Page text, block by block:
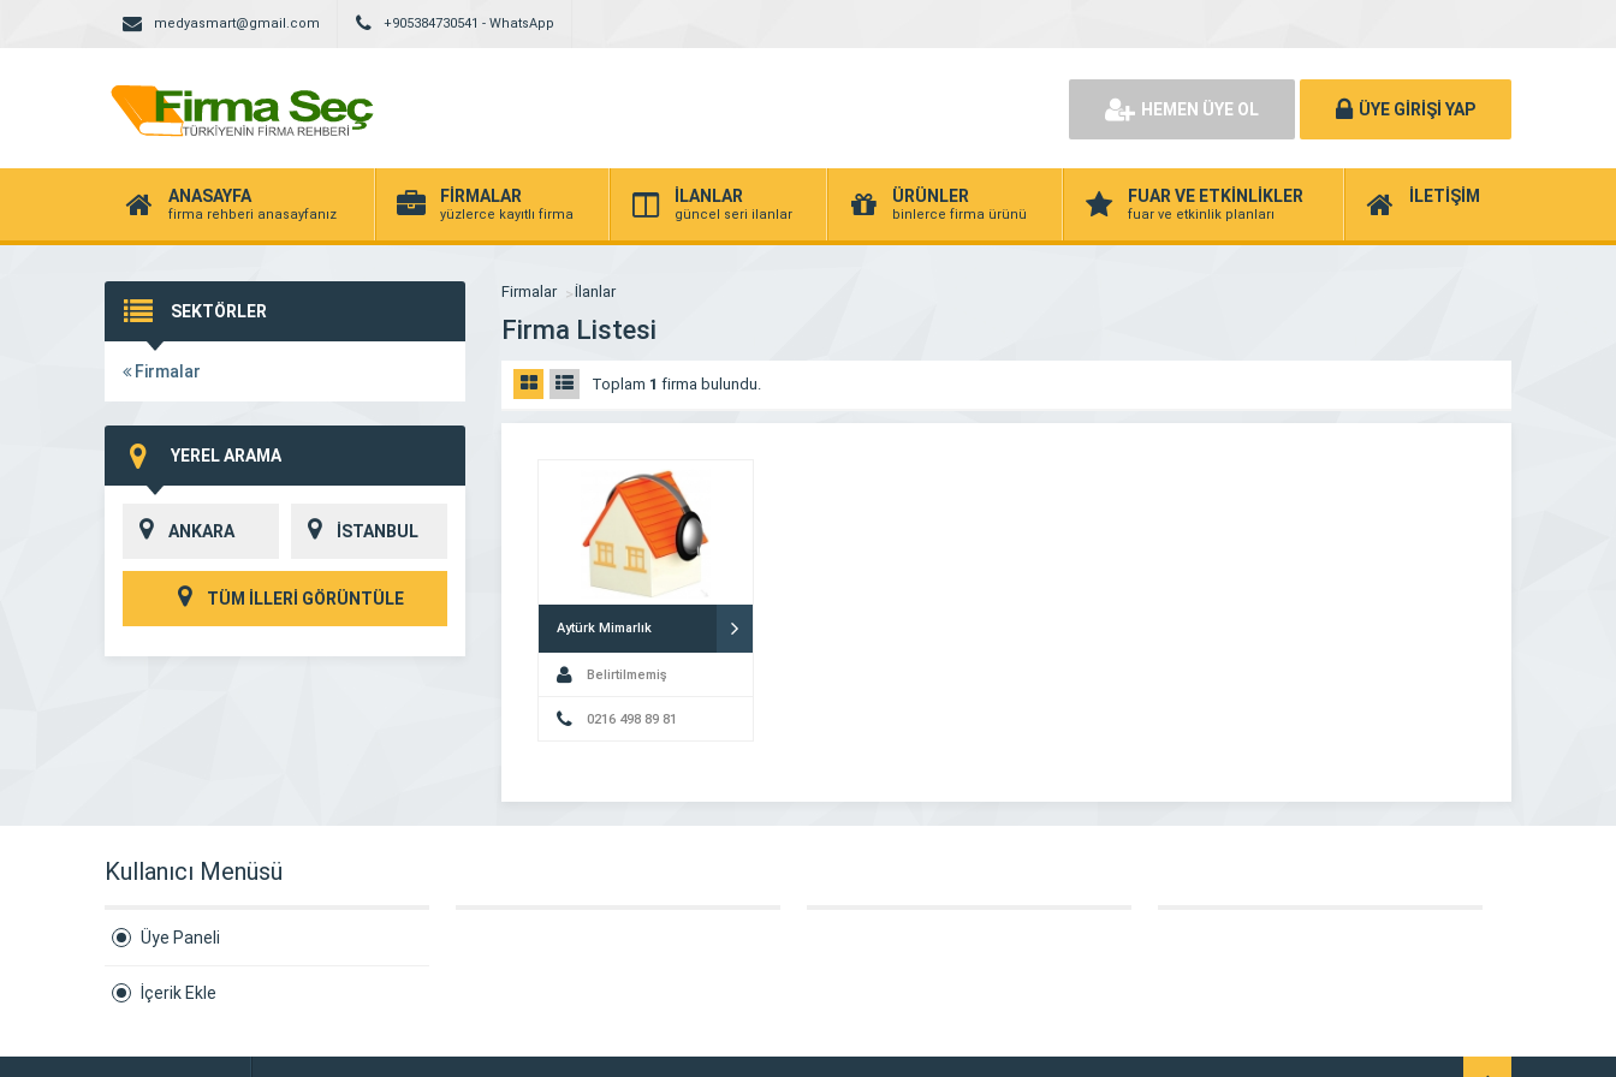
medyasmart@gmail.com +905384730541 - WhatsApp
HEMEN ÜYE OL ÜYE GİRİŞİ YAP
ANASAYFA
firma rehberi anasayfanız
FİRMALAR
yüzlerce kayıtlı firma
İLANLAR
güncel seri ilanlar
ÜRÜNLER
binlerce firma ürünü
FUAR VE ETKİNLİKLER
fuar ve etkinlik planları
İLETİŞİM
SEKTÖRLER
Firmalar
YEREL ARAMA
ANKARA İSTANBUL
TÜM İLLERİ GÖRÜNTÜLE
Firmalar İlanlar
Firma Listesi
Toplam 1 firma bulundu.
Aytürk Mimarlık
Belirtilmemiş
0216 498 89 81
Kullanıcı Menüsü
Üye Paneli
İçerik Ekle